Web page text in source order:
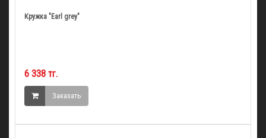
Кружка "Earl grey"
6 338 тг.
Заказать